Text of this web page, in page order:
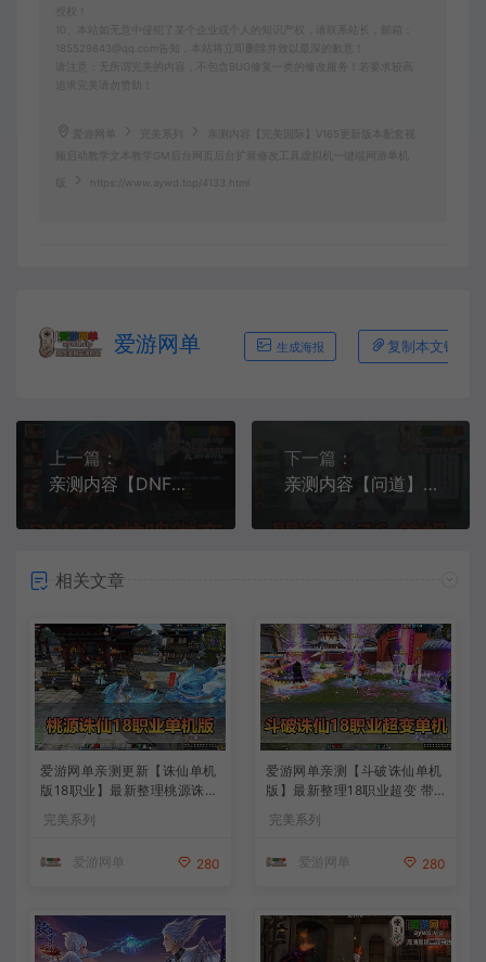
10、本站如无意中侵犯了某个企业或个人的知识产权，请联系站长，邮箱：
185529643@qq.com告知，本站将立即删除并致以最深的歉意！
请注意：无所谓完美的内容，不包含BUG修复一类的修改服务！若要求较高
追求完美请勿赞助！
爱游网单 完美系列
亲测内容【完美国际】V165更新版本配套视
频启动教学文本教学GM后台网页后台扩展修改工具虚拟机一键端网游单机
https://www.aywd.top/4133.html
爱游网单 生成海报 复制本文链接
上一篇：
亲测内容【DNF】龙鸣60级复古微变带安图恩卢克二觉被动版本精修值得收藏爱游网单亲测视频安装教学GM后台虚拟机一键端
下一篇：
亲测内容【问道】V1.76网游单机版带攻略GM后台无限金银视频安装教学可多开多注册虚拟机一键端
相关文章
爱游网单亲测更新【诛仙单机
版18职业】最新整理桃源诛仙
精修第4版 配套GM工具可发
物品装备点券 配套工具大全
+手工端文本教学
完美系列
爱游网单 280
爱游网单亲测【斗破诛仙单机
版】最新整理18职业超变 带G
M物品后台 通用视频安装教学
虚拟机一键端+手工端文本教
完美系列
爱游网单 280